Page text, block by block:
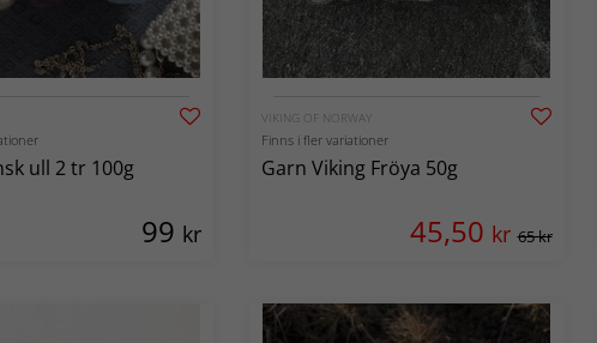
ull 2 tr 100g
99 kr
VIKING OF NORWAY
Finns i fler variationer
Garn Viking Fröya 50g
45,50 kr 65 kr